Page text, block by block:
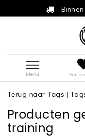
Menu
Terug naar Tags |
Producten
training